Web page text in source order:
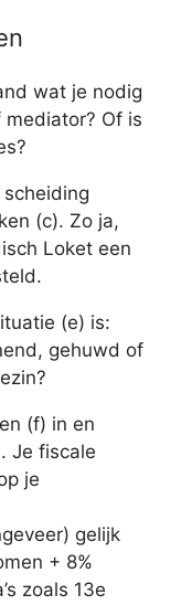
wat je nodig
Of is
(c). Zo ja,
Loket een
(e) is:
gehuwd of
(f) in en
Je fiscale
je
gelijk
+ 8%
zoals 13e